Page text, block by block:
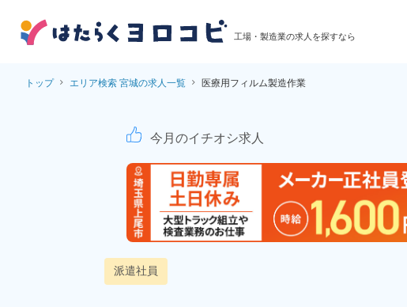
工場・製造業の求人を探すなら
トップ エリア検索 宮城の求人一覧 医療用フィルム製造作業
医療用フィルム製造作
今月のイチオシ求人
派遣社員